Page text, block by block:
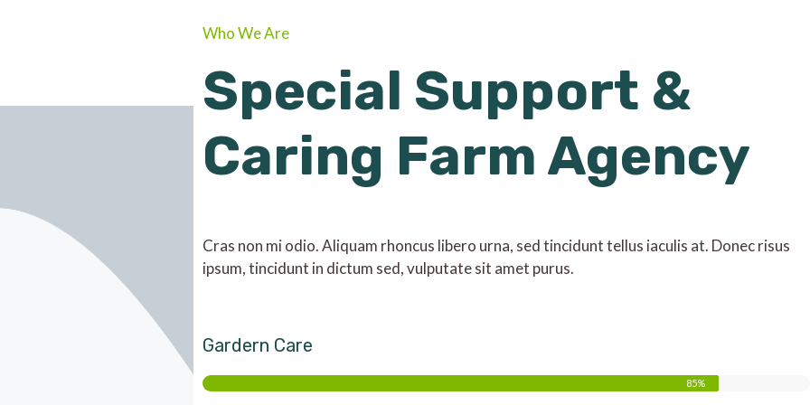
Who We Are
Special Support &
Caring Farm Agency
Cras non mi odio. Aliquam rhoncus libero urna, sed tincidunt tellus iaculis at. Donec risus
ipsum, tincidunt in dictum sed, vulputate sit amet purus.
Gardern Care
85%